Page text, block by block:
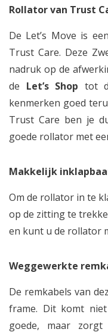
Rollator van Trust
De Let’s Move is
Trust Care. Deze
nadruk op de
de Let’s Shop tot
kenmerken goed
Trust Care ben je
goede rollator met
Makkelijk
Om de rollator in te
op de zitting te
en kunt u de rollator
Weggewerkte
De remkabels van
frame. Dit komt
goede, maar